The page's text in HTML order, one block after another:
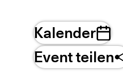
Kalender
Event teilen